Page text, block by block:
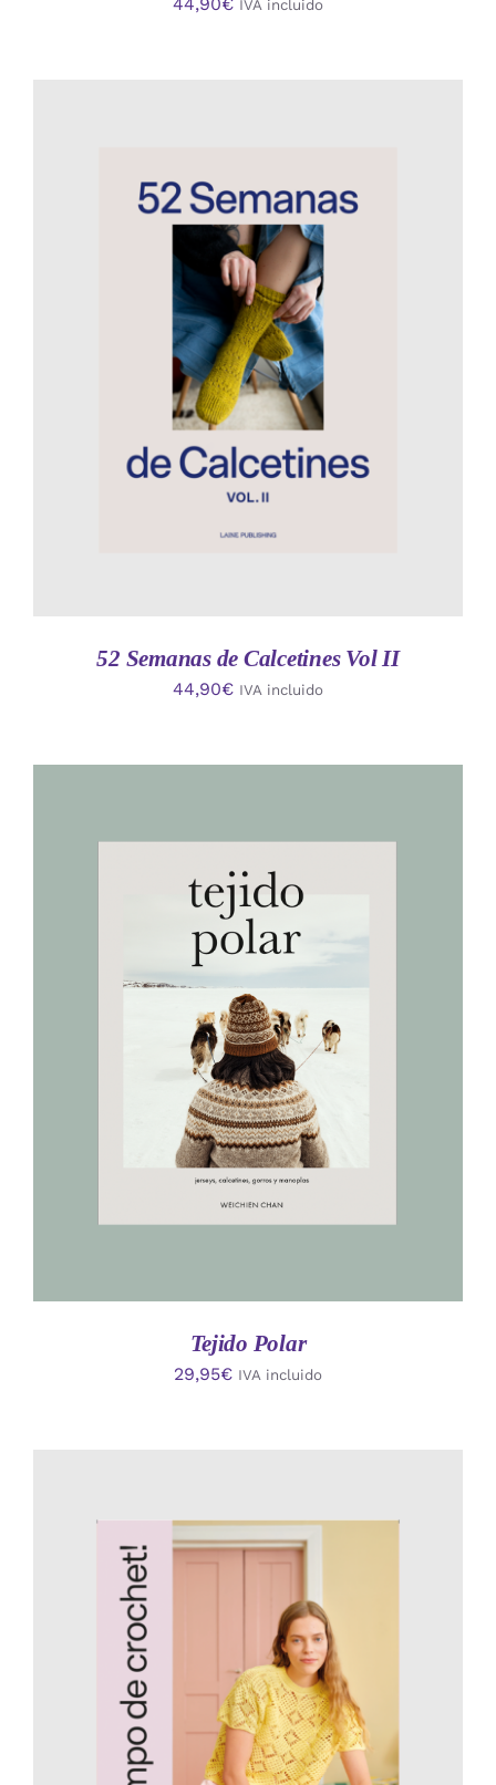
IVA incluido
AÑADIR AL CARRITO
52 Semanas de Calcetines Vol II
44,90€ IVA incluido
AÑADIR AL CARRITO
/
Tejido Polar
29,95€ IVA incluido
AÑADIR AL CARRITO
/
DETALLES